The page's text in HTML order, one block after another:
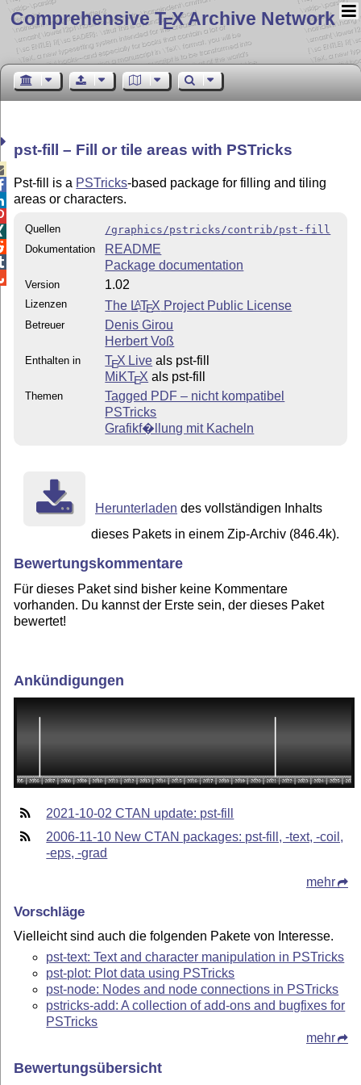
Comprehensive TEX Archive Network
pst-fill – Fill or tile areas with PSTricks
Pst-fill is a PSTricks-based package for filling and tiling
areas or characters.
Quellen
/graphics/pstricks/contrib/pst-fill
Dokumentation
README
Package documentation
Version 1.02
Lizenzen The LATEX Project Public License
Betreuer
Denis Girou
Herbert Voß
Enthalten in TEX Live als pst-fill
MiKTEX als pst-fill
Themen
Tagged PDF – nicht kompatibel
PSTricks
Grafikf�llung mit Kacheln
Herunterladen des vollständigen Inhalts
dieses Pakets in einem Zip-Archiv (846.4k).
Bewertungskommentare
Für dieses Paket sind bisher keine Kommentare
vorhanden. Du kannst der Erste sein, der dieses Paket
bewertet!
Ankündigungen
2021-10-02 CTAN update: pst-fill
2006-11-10 New CTAN packages: pst-fill, -text, -coil,
-eps, -grad
mehr
Vorschläge
Vielleicht sind auch die folgenden Pakete von Interesse.
pst-text: Text and character manipulation in PSTricks
pst-plot: Plot data using PSTricks
pst-node: Nodes and node connections in PSTricks
pstricks-add: A collection of add-ons and bugfixes for
PSTricks
mehr
Bewertungsübersicht